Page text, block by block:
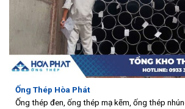
Ống Thép Hòa Phát
Ống thép đen, ống thép mạ kẽm, ống thép